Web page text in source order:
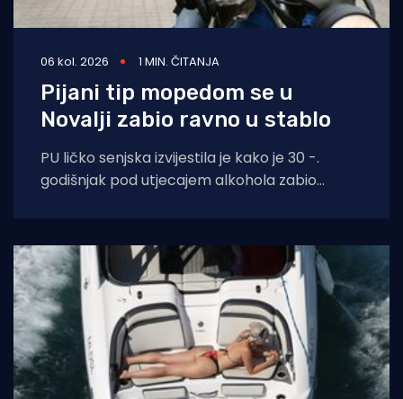
06 kol. 2026 1 MIN. ČITANJA
Pijani tip mopedom se u
Novalji zabio ravno u stablo
PU ličko senjska izvijestila je kako je 30 -.
godišnjak pod utjecajem alkohola zabio